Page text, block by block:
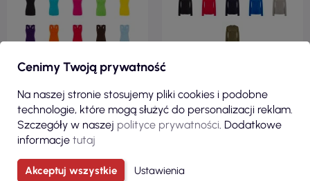
ZOBACZ ZOBACZ
Zobacz wszystkie produkty z kategorii
Cenimy Twoją prywatność
Na naszej stronie stosujemy pliki cookies i podobne
technologie, które mogą służyć do personalizacji reklam.
Szczegóły w naszej polityce prywatności . Dodatkowe
informacje tutaj
Akceptuj wszystkie Ustawienia